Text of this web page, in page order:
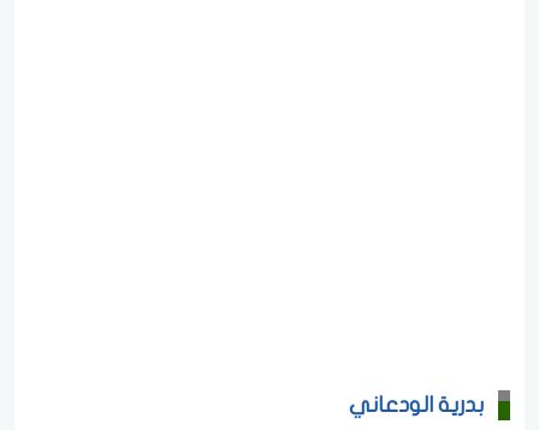
بدرية الودعاني